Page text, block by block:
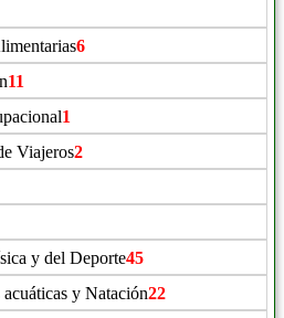
6
11
1
Viajeros2
y del Deporte45
y Natación22